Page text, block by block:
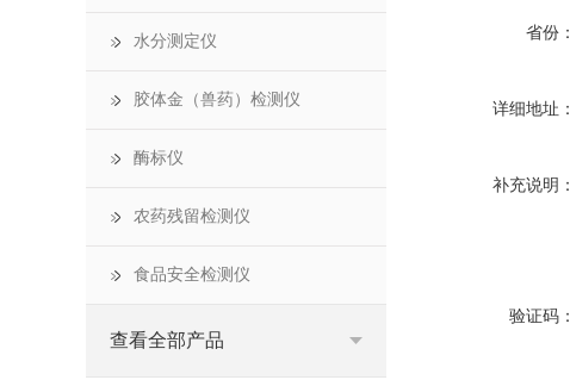
省份：
详细地址：
补充说明：
验证码：
水分测定仪
胶体金（兽药）检测仪
酶标仪
农药残留检测仪
食品安全检测仪
查看全部产品